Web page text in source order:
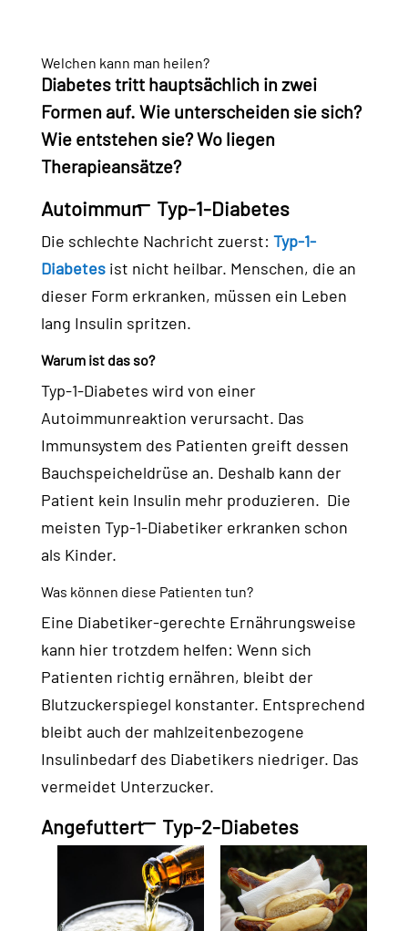
Welchen kann man heilen?
Diabetes tritt hauptsächlich in zwei
Formen auf. Wie unterscheiden sie sich?
Wie entstehen sie? Wo liegen
Therapieansätze?
Autoimmun ̶ Typ-1-Diabetes
Die schlechte Nachricht zuerst: Typ-1-
Diabetesist nicht heilbar. Menschen, die an
dieser Form erkranken, müssen ein Leben
lang Insulin spritzen.
Warum ist das so?
Typ-1-Diabetes wird von einer
Autoimmunreaktion verursacht. Das
Immunsystem des Patienten greift dessen
Bauchspeicheldrüse an. Deshalb kann der
Patient kein Insulin mehr produzieren. Die
meisten Typ-1-Diabetiker erkranken schon
als Kinder.
Was können diese Patienten tun?
Eine Diabetiker-gerechte Ernährungsweise
kann hier trotzdem helfen: Wenn sich
Patienten richtig ernähren, bleibt der
Blutzuckerspiegel konstanter. Entsprechend
bleibt auch der mahlzeitenbezogene
Insulinbedarf des Diabetikers niedriger. Das
vermeidet Unterzucker.
Angefuttert ̶ Typ-2-Diabetes